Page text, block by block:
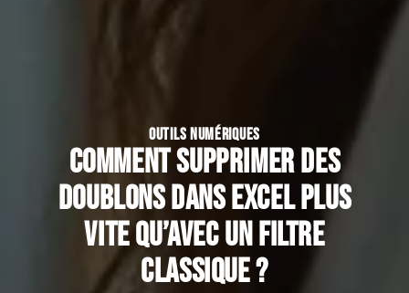
OUTILS NUMÉRIQUES
Comment supprimer des
doublons dans Excel plus
vite qu’avec un filtre
classique ?